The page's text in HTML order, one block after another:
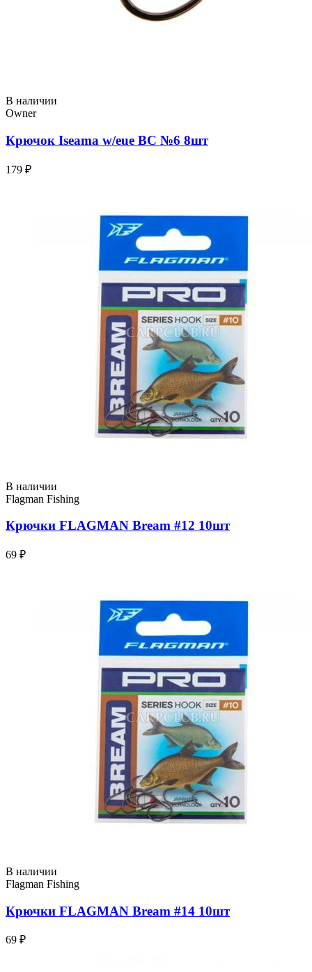
В наличии
Owner
Крючок Iseama w/eue BC №6 8шт
179 ₽
В наличии
Flagman Fishing
Крючки FLAGMAN Bream #12 10шт
69 ₽
В наличии
Flagman Fishing
Крючки FLAGMAN Bream #14 10шт
69 ₽